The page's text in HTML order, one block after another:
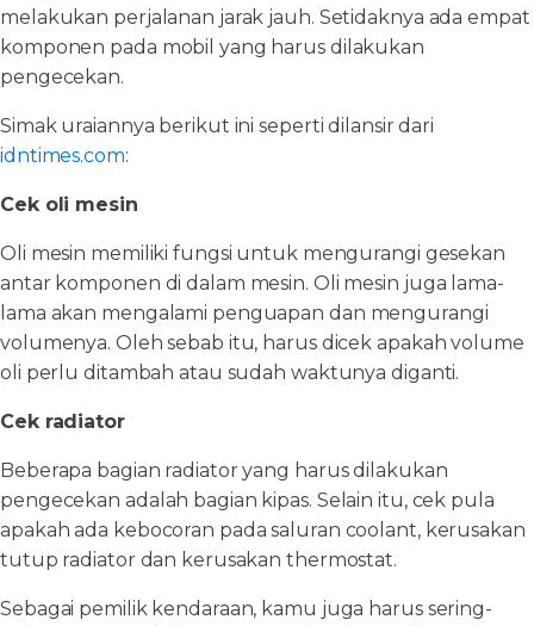
melakukan perjalanan jarak jauh. Setidaknya ada empat
komponen pada mobil yang harus dilakukan
pengecekan.
Simak uraiannya berikut ini seperti dilansir dari
idntimes.com:
Cek oli mesin
Oli mesin memiliki fungsi untuk mengurangi gesekan
antar komponen di dalam mesin. Oli mesin juga lama-
lama akan mengalami penguapan dan mengurangi
volumenya. Oleh sebab itu, harus dicek apakah volume
oli perlu ditambah atau sudah waktunya diganti.
Cek radiator
Beberapa bagian radiator yang harus dilakukan
pengecekan adalah bagian kipas. Selain itu, cek pula
apakah ada kebocoran pada saluran coolant, kerusakan
tutup radiator dan kerusakan thermostat.
Sebagai pemilik kendaraan, kamu juga harus sering-